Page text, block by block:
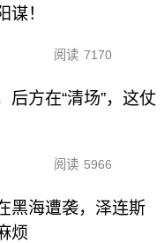
谋！
阅读 7170
后方在“清场”，这仗
阅读 5966
黑海遭袭，泽连斯
烦